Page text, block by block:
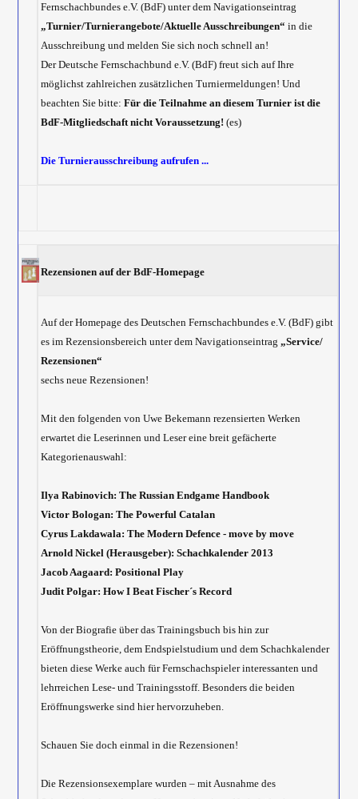
Fernschachbundes e.V. (BdF) unter dem Navigationseintrag
„Turnier/Turnierangebote/Aktuelle Ausschreibungen“ in die
Ausschreibung und melden Sie sich noch schnell an!
Der Deutsche Fernschachbund e.V. (BdF) freut sich auf Ihre
möglichst zahlreichen zusätzlichen Turniermeldungen! Und
beachten Sie bitte:Für die Teilnahme an diesem Turnier ist die
BdF-Mitgliedschaft nicht Voraussetzung!(es)
Die Turnierausschreibung aufrufen ...
Rezensionen auf der BdF-Homepage
Auf der Homepage des Deutschen Fernschachbundes e.V. (BdF) gibt
es im Rezensionsbereich unter dem Navigationseintrag„Service/
Rezensionen“
sechs neue Rezensionen!
Mit den folgenden von Uwe Bekemann rezensierten Werken
erwartet die Leserinnen und Leser eine breit gefächerte
Kategorienauswahl:
Ilya Rabinovich: The Russian Endgame Handbook
Victor Bologan: The Powerful Catalan
Cyrus Lakdawala: The Modern Defence - move by move
Arnold Nickel (Herausgeber): Schachkalender 2013
Jacob Aagaard: Positional Play
Judit Polgar: How I Beat Fischer´s Record
Von der Biografie über das Trainingsbuch bis hin zur
Eröffnungstheorie, dem Endspielstudium und dem Schachkalender
bieten diese Werke auch für Fernschachspieler interessanten und
lehrreichen Lese- und Trainingsstoff. Besonders die beiden
Eröffnungswerke sind hier hervorzuheben.
Schauen Sie doch einmal in die Rezensionen!
Die Rezensionsexemplare wurden – mit Ausnahme des